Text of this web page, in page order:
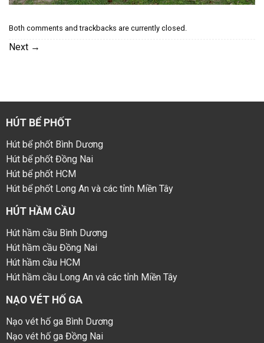
Both comments and trackbacks are currently closed.
Next →
HÚT BỂ PHỐT
Hút bể phốt Bình Dương
Hút bể phốt Đồng Nai
Hút bể phốt HCM
Hút bể phốt Long An và các tỉnh Miền Tây
HÚT HẦM CẦU
Hút hầm cầu Bình Dương
Hút hầm cầu Đồng Nai
Hút hầm cầu HCM
Hút hầm cầu Long An và các tỉnh Miền Tây
NẠO VÉT HỐ GA
Nạo vét hố ga Bình Dương
Nạo vét hố ga Đồng Nai